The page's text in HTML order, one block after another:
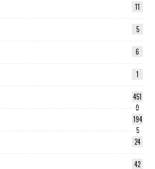
11
5
6
1
451
0
194
5
24
42